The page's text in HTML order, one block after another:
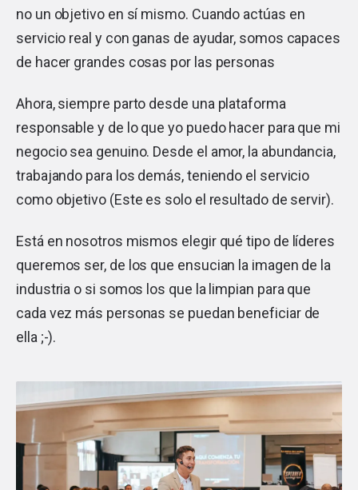
no un objetivo en sí mismo. Cuando actúas en
servicio real y con ganas de ayudar, somos capaces
de hacer grandes cosas por las personas
Ahora, siempre parto desde una plataforma
responsable y de lo que yo puedo hacer para que mi
negocio sea genuino. Desde el amor, la abundancia,
trabajando para los demás, teniendo el servicio
como objetivo (Este es solo el resultado de servir).
Está en nosotros mismos elegir qué tipo de líderes
queremos ser, de los que ensucian la imagen de la
industria o si somos los que la limpian para que
cada vez más personas se puedan beneficiar de
ella ;-).